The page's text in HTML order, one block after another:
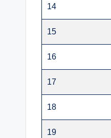
14
15
16
17
18
19